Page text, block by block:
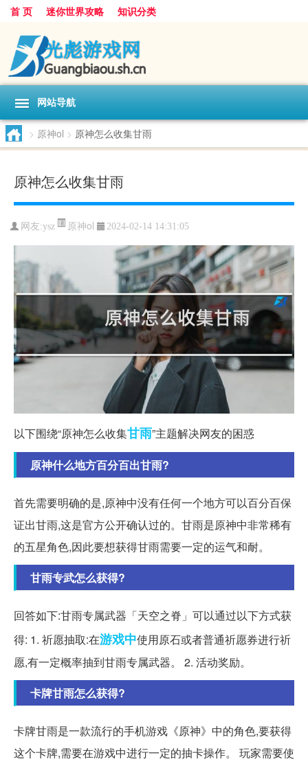
首 页 迷你世界攻略 知识分类
网站导航
> 原神ol > 原神怎么收集甘雨
原神怎么收集甘雨
网友:ysz 原神ol 2024-02-14 14:31:05
以下围绕“原神怎么收集甘雨”主题解决网友的困惑
原神什么地方百分百出甘雨?
首先需要明确的是,原神中没有任何一个地方可以百分百保
证出甘雨,这是官方公开确认过的。甘雨是原神中非常稀有
的五星角色,因此要想获得甘雨需要一定的运气和耐。
甘雨专武怎么获得?
回答如下:甘雨专属武器「天空之脊」可以通过以下方式获
得: 1. 祈愿抽取:在游戏中使用原石或者普通祈愿券进行祈
愿,有一定概率抽到甘雨专属武器。 2. 活动奖励。
卡牌甘雨怎么获得?
卡牌甘雨是一款流行的手机游戏《原神》中的角色,要获得
这个卡牌,需要在游戏中进行一定的抽卡操作。 玩家需要使